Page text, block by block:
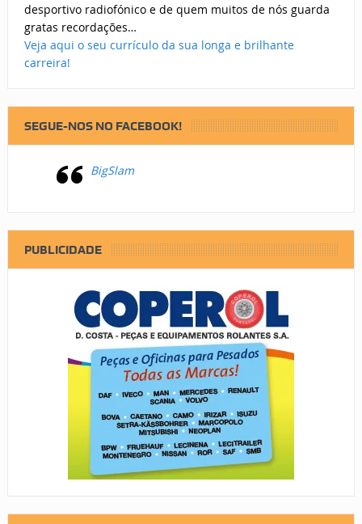
desportivo radiofónico e de quem muitos de nós guarda
gratas recordações…
Veja aqui o seu currículo da sua longa e brilhante
carreira!
SEGUE-NOS NO FACEBOOK!
BigSlam
PUBLICIDADE